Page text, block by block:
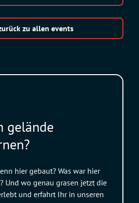
zu allen events
gelände
hier gebaut? Was war hier
Und wo genau grasen jetzt die
und erfahrt Ihr in unseren